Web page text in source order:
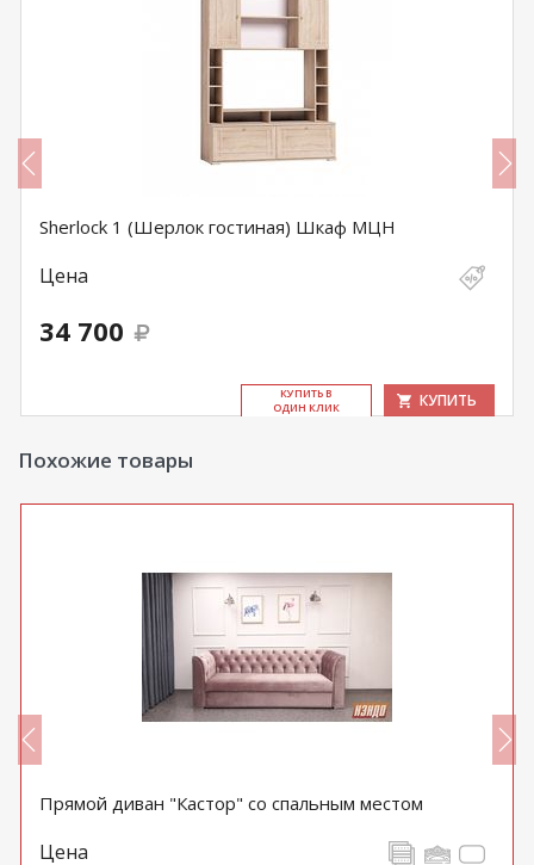
Sherlock 1 (Шерлок гостиная) Шкаф МЦН
Цена
34 700
КУ­ПИТЬ В
ОДИН КЛИК
КУПИТЬ
Похожие товары
Прямой диван "Кастор" со спальным местом
Цена